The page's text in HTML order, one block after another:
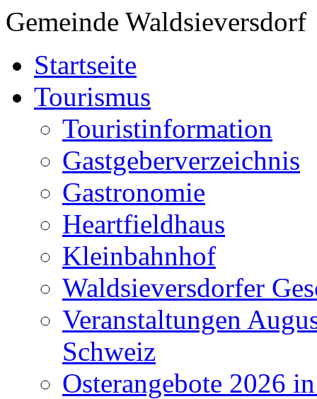
Gemeinde Waldsieversdorf
Startseite
Tourismus
Touristinformation
Gastgeberverzeichnis
Gastronomie
Heartfieldhaus
Kleinbahnhof
Waldsieversdorfer
Veranstaltungen
Schweiz
Osterangebote 2026